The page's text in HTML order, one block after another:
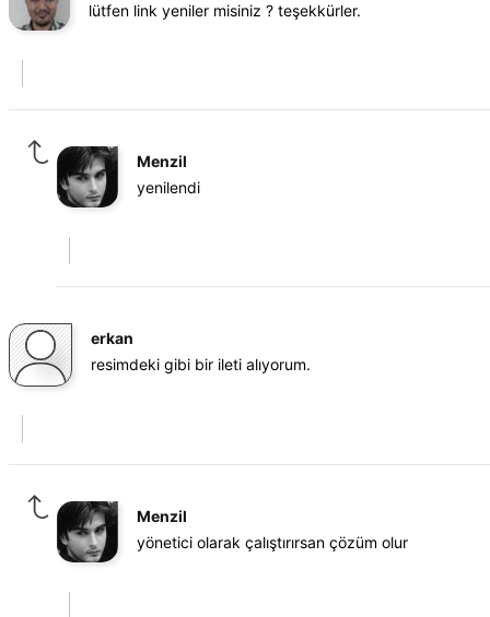
lütfen link yeniler misiniz ? teşekkürler.
Menzil
yenilendi
erkan
resimdeki gibi bir ileti alıyorum.
Menzil
yönetici olarak çalıştırırsan çözüm olur